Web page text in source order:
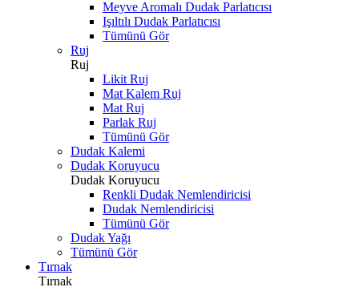
Meyve Aromalı Dudak Parlatıcısı
Işıltılı Dudak Parlatıcısı
Tümünü Gör
Ruj
Ruj
Likit Ruj
Mat Kalem Ruj
Mat Ruj
Parlak Ruj
Tümünü Gör
Dudak Kalemi
Dudak Koruyucu
Dudak Koruyucu
Renkli Dudak Nemlendiricisi
Dudak Nemlendiricisi
Tümünü Gör
Dudak Yağı
Tümünü Gör
Tırnak
Tırnak